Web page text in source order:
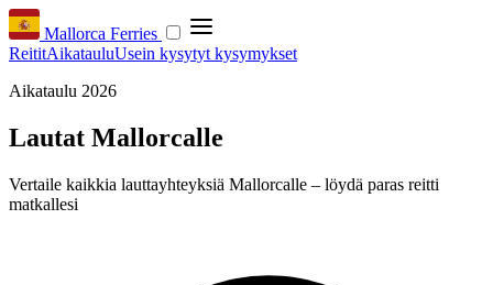
Mallorca Ferries
ReititAikatauluUsein kysytyt kysymykset
Aikataulu 2026
Lautat Mallorcalle
Vertaile kaikkia lauttayhteyksiä Mallorcalle – löydä paras reitti
matkallesi